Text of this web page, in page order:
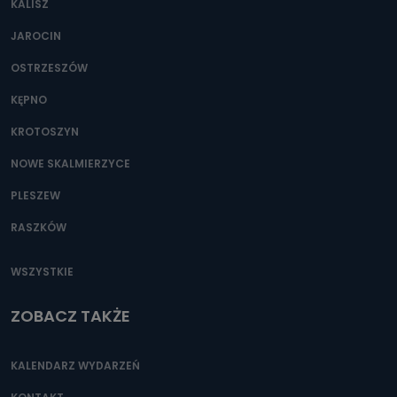
Można to zrobić pod numerem telefonu 62 735-51-05 lub
KALISZ
JAROCIN
OSTRZESZÓW
KĘPNO
KROTOSZYN
NOWE SKALMIERZYCE
PLESZEW
RASZKÓW
WSZYSTKIE
ZOBACZ TAKŻE
KALENDARZ WYDARZEŃ